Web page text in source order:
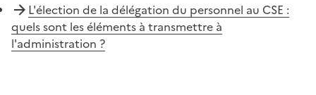
L'élection de la délégation du personnel au CSE :
quels sont les éléments à transmettre à
l'administration ?